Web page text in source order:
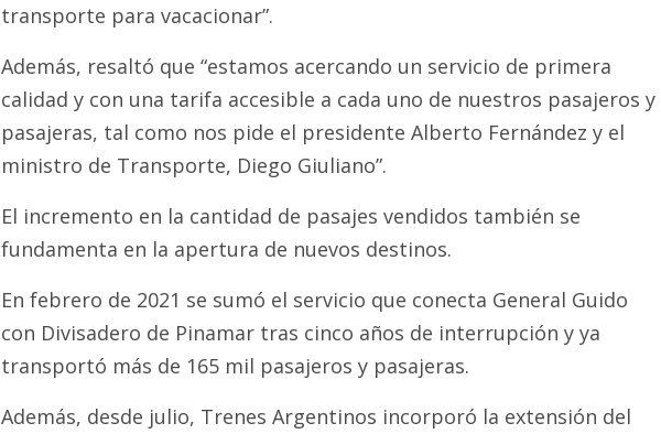
transporte para vacacionar”.
Además, resaltó que “estamos acercando un servicio de primera
calidad y con una tarifa accesible a cada uno de nuestros pasajeros y
pasajeras, tal como nos pide el presidente Alberto Fernández y el
ministro de Transporte, Diego Giuliano”.
El incremento en la cantidad de pasajes vendidos también se
fundamenta en la apertura de nuevos destinos.
En febrero de 2021 se sumó el servicio que conecta General Guido
con Divisadero de Pinamar tras cinco años de interrupción y ya
transportó más de 165 mil pasajeros y pasajeras.
Además, desde julio, Trenes Argentinos incorporó la extensión del